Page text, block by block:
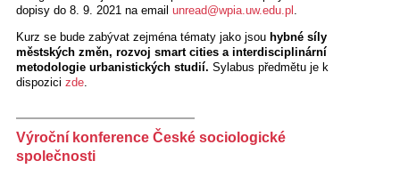
dopisy do 8. 9. 2021 na email unread@wpia.uw.edu.pl .
Kurz se bude zabývat zejména tématy jako jsou hybné síly
městských změn, rozvoj smart cities a interdisciplinární
metodologie urbanistických studií. Sylabus předmětu je k
dispozici zde.
Výroční konference České sociologické
společnosti